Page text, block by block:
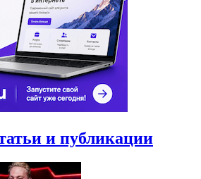
и публикации